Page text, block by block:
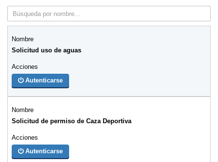
Solicitud uso de aguas
Autenticarse
Solicitud de permiso de Caza Deportiva
Autenticarse